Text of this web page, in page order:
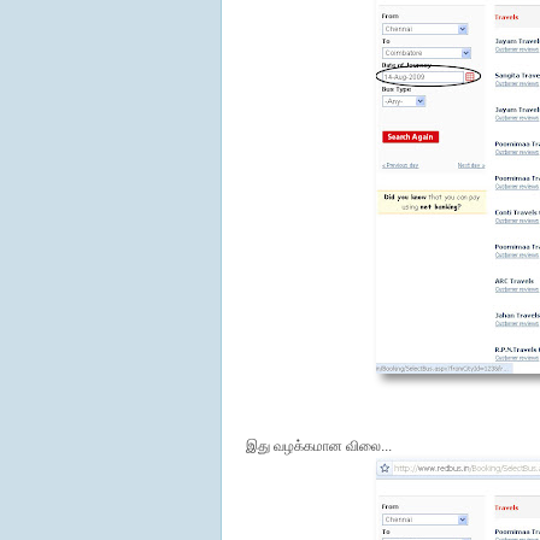
இது வழக்கமான விலை...